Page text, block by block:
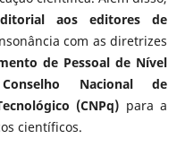
aos editores de
com as diretrizes
de Pessoal de Nível
Conselho Nacional de
(CNPq) para a
científicos.